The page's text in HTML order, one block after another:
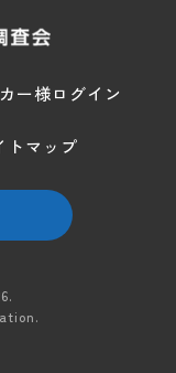
ー様ログイン
トマップ